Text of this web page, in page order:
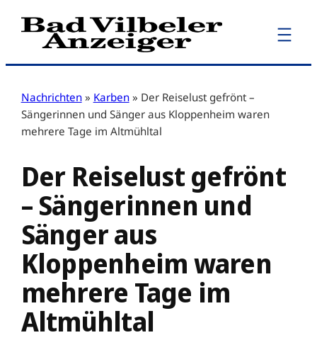
Zum
Inhalt
Nachrichten » Karben » Der Reiselust gefrönt –
Sängerinnen und Sänger aus Kloppenheim waren
mehrere Tage im Altmühltal
Der Reiselust gefrönt
– Sängerinnen und
Sänger aus
Kloppenheim waren
mehrere Tage im
Altmühltal